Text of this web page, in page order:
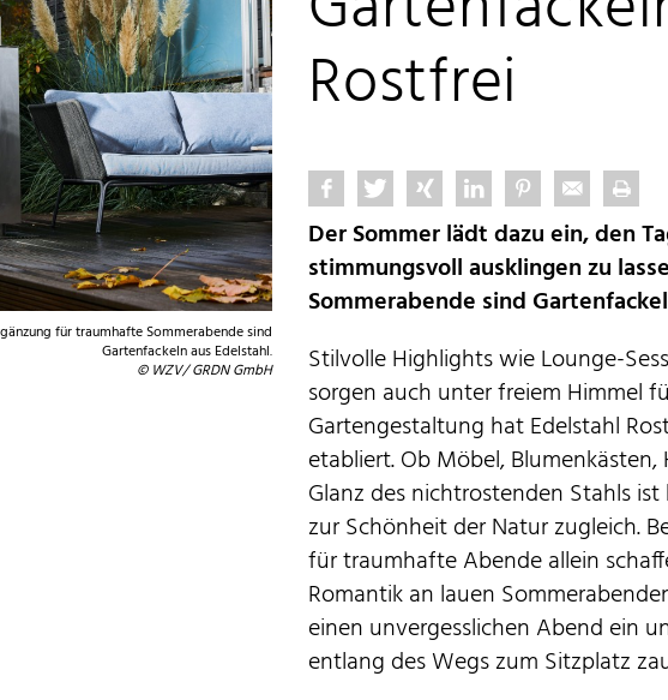
für traumhafte Sommerabende sind
Gartenfackeln aus Edelstahl.
© WZV/ GRDN GmbH
Rostfrei
Der Sommer lädt dazu ein, den
stimmungsvoll ausklingen zu
Sommerabende sind
Stilvolle Highlights wie Lounge-
sorgen auch unter freiem Himmel
Gartengestaltung hat Edelstahl
etabliert. Ob Möbel,
Glanz des nichtrostenden Stahls
zur Schönheit der Natur zugleich.
für traumhafte Abende allein
Romantik an lauen
einen unvergesslichen Abend ein
entlang des Wegs zum Sitzplatz